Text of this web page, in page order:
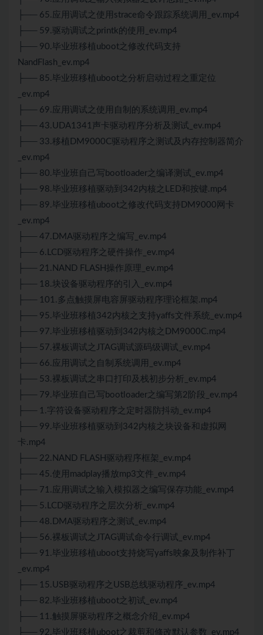
├── 65.应用调试之使用strace命令跟踪系统调用_ev.mp4
├── 59.驱动调试之printk的使用_ev.mp4
├── 90.毕业班移植uboot之修改代码支持
NandFlash_ev.mp4
├── 85.毕业班移植uboot之分析启动过程之重定位
_ev.mp4
├── 69.应用调试之使用自制的系统调用_ev.mp4
├── 43.UDA1341声卡驱动程序分析及测试_ev.mp4
├── 33.移植DM9000C驱动程序之测试及内存控制器简介
_ev.mp4
├── 80.毕业班自己写bootloader之编译测试_ev.mp4
├── 98.毕业班移植驱动到342内核之LED和按键.mp4
├── 89.毕业班移植uboot之修改代码支持DM9000网卡
_ev.mp4
├── 47.DMA驱动程序之编写_ev.mp4
├── 6.LCD驱动程序之硬件操作_ev.mp4
├── 21.NAND FLASH操作原理_ev.mp4
├── 18.块设备驱动程序的引入_ev.mp4
├── 101.多点触摸屏电容屏驱动程序理论框架.mp4
├── 95.毕业班移植342内核之支持yaffs文件系统_ev.mp4
├── 97.毕业班移植驱动到342内核之DM9000C.mp4
├── 57.裸板调试之JTAG调试源码级调试_ev.mp4
├── 66.应用调试之自制系统调用_ev.mp4
├── 53.裸板调试之串口打印及栈初步分析_ev.mp4
├── 79.毕业班自己写bootloader之编写第2阶段_ev.mp4
├── 1.字符设备驱动程序之定时器防抖动_ev.mp4
├── 99.毕业班移植驱动到342内核之块设备和虚拟网
卡.mp4
├── 22.NAND FLASH驱动程序框架_ev.mp4
├── 45.使用madplay播放mp3文件_ev.mp4
├── 71.应用调试之输入模拟器之编写保存功能_ev.mp4
├── 5.LCD驱动程序之层次分析_ev.mp4
├── 48.DMA驱动程序之测试_ev.mp4
├── 56.裸板调试之JTAG调试命令行调试_ev.mp4
├── 91.毕业班移植uboot支持烧写yaffs映象及制作补丁
_ev.mp4
├── 15.USB驱动程序之USB总线驱动程序_ev.mp4
├── 82.毕业班移植uboot之初试_ev.mp4
├── 11.触摸屏驱动程序之概念介绍_ev.mp4
├── 92.毕业班移植uboot之裁剪和修改默认参数_ev.mp4